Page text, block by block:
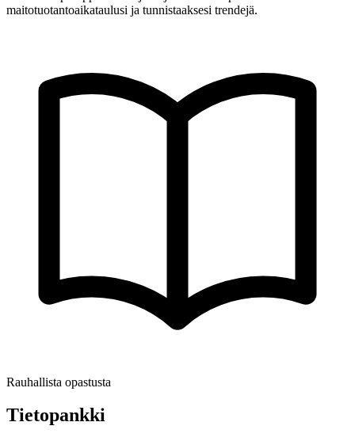
maitotuotantoaikataulusi ja tunnistaaksesi trendejä.
Rauhallista opastusta
Tietopankki